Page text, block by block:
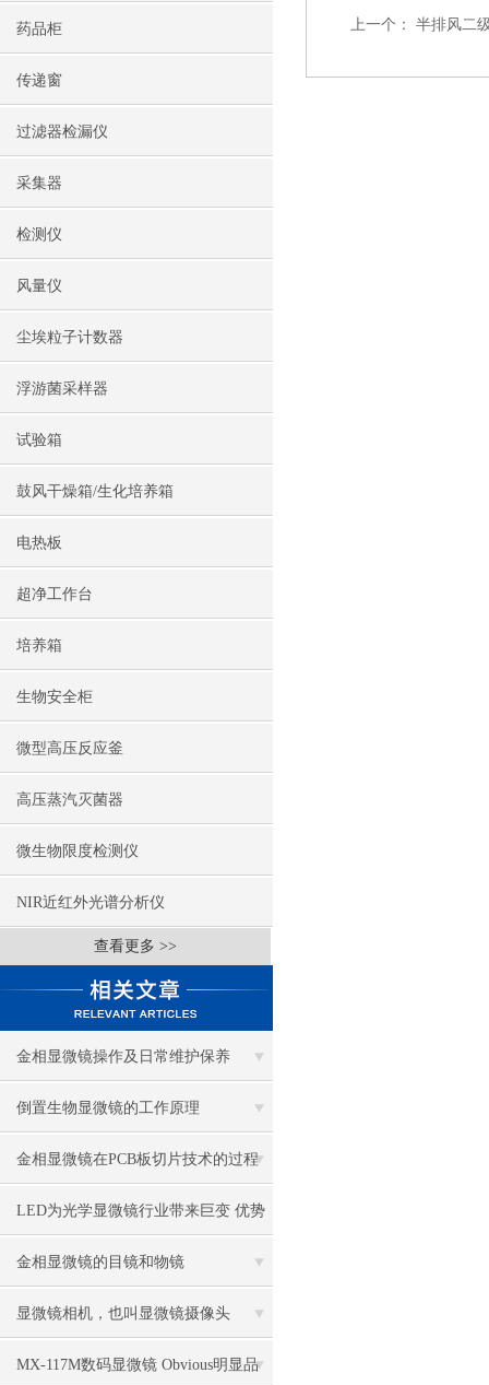
药品柜
传递窗
过滤器检漏仪
采集器
检测仪
风量仪
尘埃粒子计数器
浮游菌采样器
试验箱
鼓风干燥箱/生化培养箱
电热板
超净工作台
培养箱
生物安全柜
微型高压反应釜
高压蒸汽灭菌器
微生物限度检测仪
NIR近红外光谱分析仪
查看更多 >>
金相显微镜操作及日常维护保养
倒置生物显微镜的工作原理
金相显微镜在PCB板切片技术的过程
控制中的作用
LED为光学显微镜行业带来巨变 优势
比传统卤素更明显
金相显微镜的目镜和物镜
显微镜相机，也叫显微镜摄像头
MX-117M数码显微镜 Obvious明显品
上一个： 半排风二